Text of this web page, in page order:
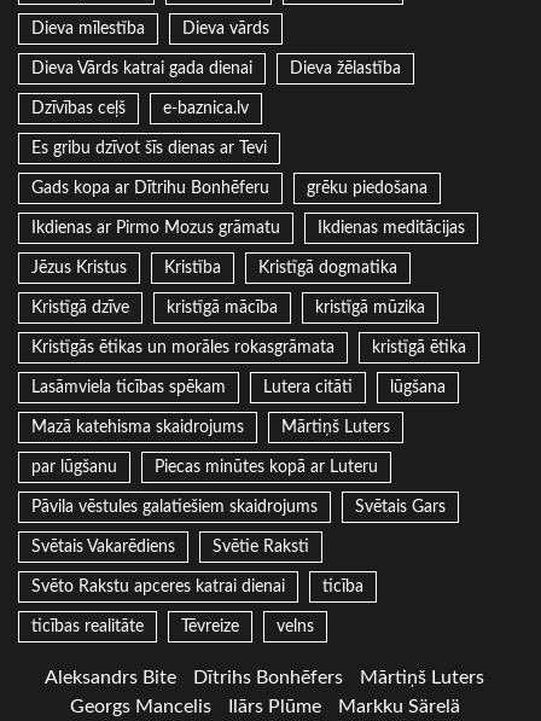
Dieva mīlestība Dieva vārds
Dieva Vārds katrai gada dienai Dieva žēlastība
Dzīvības ceļš e-baznica.lv
Es gribu dzīvot šīs dienas ar Tevi
Gads kopa ar Dītrihu Bonhēferu grēku piedošana
Ikdienas ar Pirmo Mozus grāmatu Ikdienas meditācijas
Jēzus Kristus Kristība Kristīgā dogmatika
Kristīgā dzīve kristīgā mācība kristīgā mūzika
Kristīgās ētikas un morāles rokasgrāmata kristīgā ētika
Lasāmviela ticības spēkam Lutera citāti lūgšana
Mazā katehisma skaidrojums Mārtiņš Luters
par lūgšanu Piecas minūtes kopā ar Luteru
Pāvila vēstules galatiešiem skaidrojums Svētais Gars
Svētais Vakarēdiens Svētie Raksti
Svēto Rakstu apceres katrai dienai ticība
ticības realitāte Tēvreize velns
Aleksandrs Bite Dītrihs Bonhēfers
Mārtiņš Luters
Georgs Mancelis
Ilārs Plūme Markku Särelä